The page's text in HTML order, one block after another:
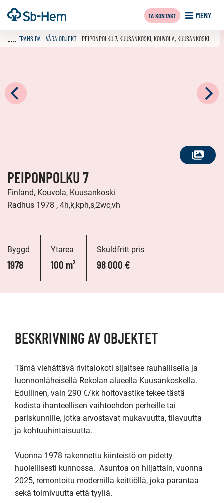
Till
innehållet
Framsida MENY
TA KONTAKT
SE
FRAMSIDA VÅRA OBJEKT PEIPONPOLKU 7, KUUSANKOSKI, KOUVOLA, KUUSANKOSKI
PEIPONPOLKU 7
Finland, Kouvola, Kuusankoski
Radhus 1978 , 4h,k,kph,s,2wc,vh
Byggd
1978
Ytarea
100 m²
Skuldfritt pris
98 000 €
BESKRIVNING AV OBJEKTET
Tämä viehättävä rivitalokoti sijaitsee rauhallisella ja
luonnonläheisellä Rekolan alueella Kuusankoskella.
Edullinen, vain 290 €/kk hoitovastike tekee tästä
kodista ihanteellisen vaihtoehdon perheille tai
pariskunnille, jotka arvostavat mukavuutta, tilavuutta
ja kohtuuhintaisuutta.
Vuonna 1978 rakennettu kiinteistö on pidetty
huolellisesti kunnossa.  Asuntoa on hiljattain, vuonna
2025, remontoitu modernilla keittiöllä, joka parantaa
sekä toimivuutta että tyyliä.